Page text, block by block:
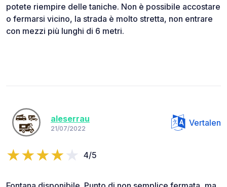
potete riempire delle taniche. Non è possibile accostare
o fermarsi vicino, la strada è molto stretta, non entrare
con mezzi più lunghi di 6 metri.
aleserrau
21/07/2022
Vertalen
4/5